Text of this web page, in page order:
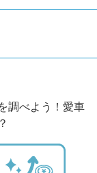
調べよう！愛車